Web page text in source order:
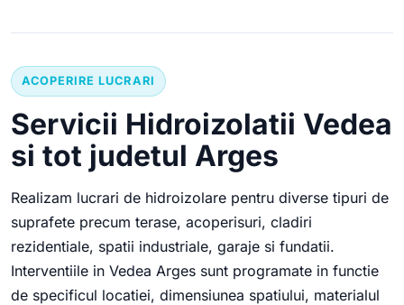
ACOPERIRE LUCRARI
Servicii Hidroizolatii Vedea
si tot judetul Arges
Realizam lucrari de hidroizolare pentru diverse tipuri de
suprafete precum terase, acoperisuri, cladiri
rezidentiale, spatii industriale, garaje si fundatii.
Interventiile in Vedea Arges sunt programate in functie
de specificul locatiei, dimensiunea spatiului, materialul